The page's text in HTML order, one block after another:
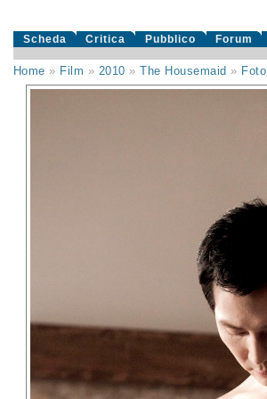
Scheda Critica Pubblico Forum
Home » Film » 2010 »The Housemaid » Foto